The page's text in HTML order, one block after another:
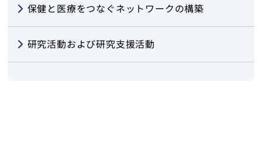
保健と医療をつなぐネットワークの構築
研究活動および研究支援活動